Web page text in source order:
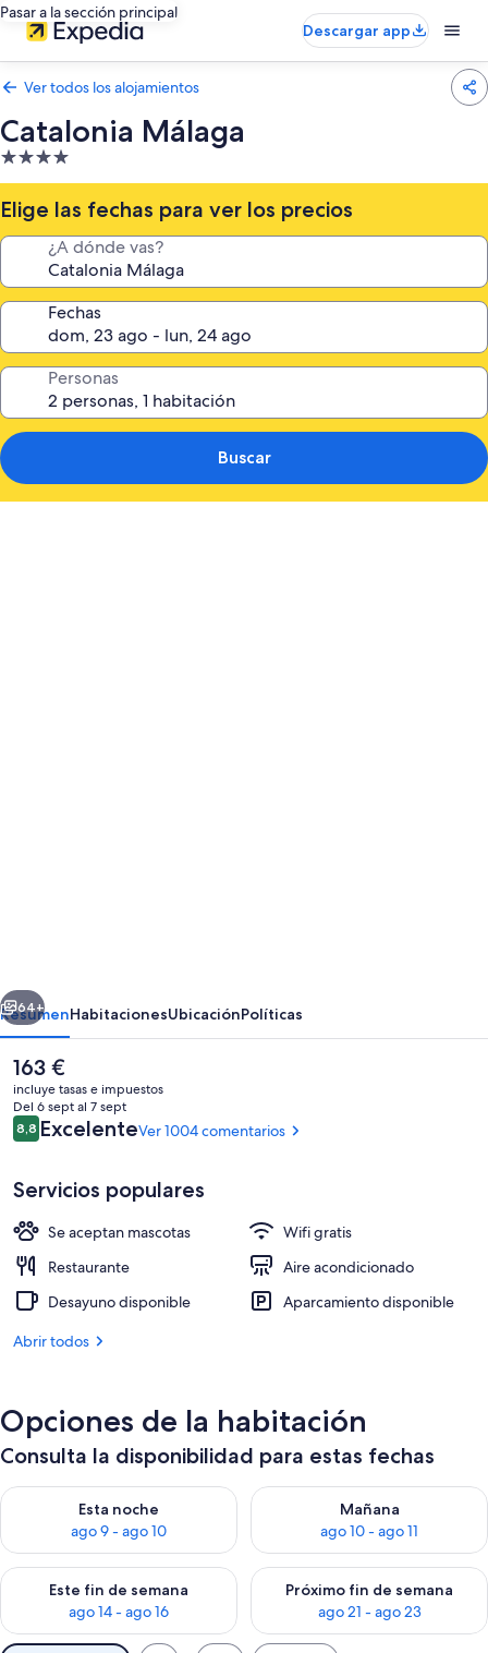
Pasar a la sección principal
Descargar app
Ver todos los alojamientos
Catalonia Málaga
Alojamiento
de
4.0 estrellas
Elige las fechas para ver los precios
¿A dónde vas?
Fechas
Personas
Buscar
Vistas desde la habitación
Siguiente
64+
ResumenHabitacionesUbicaciónPolíticas
El
precio
actual
es
de
163 €
incluye tasas e impuestos
Del 6 sept al 7 sept
Comentarios
8,88,8 de 10
ExcelenteVer 1004 comentarios
Servicios populares
Se aceptan mascotas
Wifi gratis
Restaurante
Aire acondicionado
Desayuno disponible
Aparcamiento disponible
Abrir todos
Opciones de la habitación
Consulta la disponibilidad para estas fechas
Esta noche
ago 9 - ago 10
Consulta la disponibilidad para esta noche, ago 9 - ago 10
Mañana
ago 10 - ago 11
Consulta la disponibilidad
Este fin de semana
ago 14 - ago 16
Consulta la disponibilidad para este fin de semana, ago 14 -
Próximo fin de semana
ago 21 - ago 23
Consulta la disponibilidad